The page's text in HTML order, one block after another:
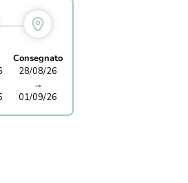
Consegnato
28/08/26
→
01/09/26